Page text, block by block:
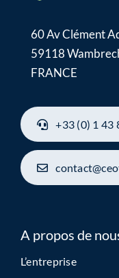
60 Av Clément
59118
FRANCE
+33 (0) 1 43
A propos de
L’entreprise